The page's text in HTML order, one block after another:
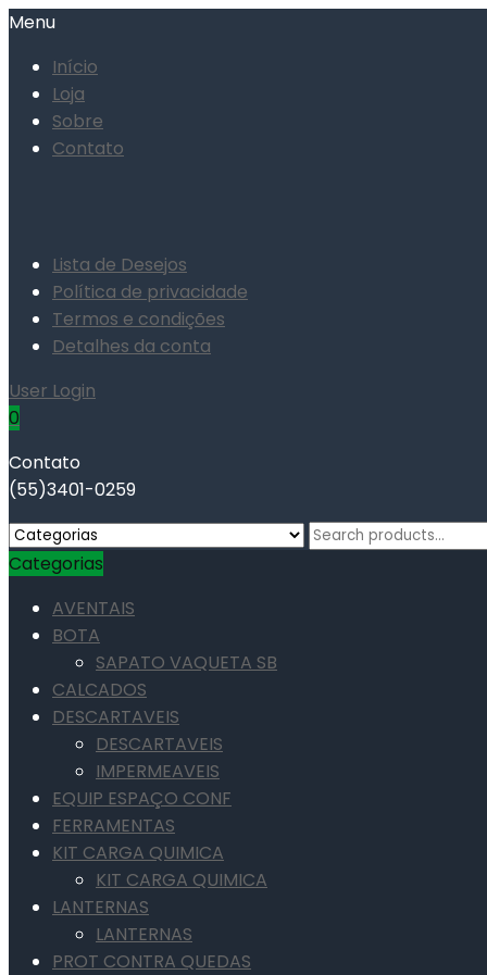
Menu
Início
Loja
Sobre
Contato
Lista de Desejos
Política de privacidade
Termos e condições
Detalhes da conta
User Login
0
Contato
(55)3401-0259
Search
Categorias
AVENTAIS
BOTA
SAPATO VAQUETA SB
CALCADOS
DESCARTAVEIS
DESCARTAVEIS
IMPERMEAVEIS
EQUIP ESPAÇO CONF
FERRAMENTAS
KIT CARGA QUIMICA
KIT CARGA QUIMICA
LANTERNAS
LANTERNAS
PROT CONTRA QUEDAS